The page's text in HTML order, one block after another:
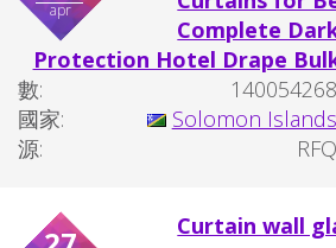
apr
Complete
Protection Hotel Drape
數:
140054268
國家:
Solomon Islands
源:
RFQ
Curtain wall